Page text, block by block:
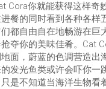
Cora你就能获得这样奇
餐的同时看到各种各样
都自由自在地畅游在巨
夺你的美味佳肴。Cat
面，蔚蓝的色调营造出
发光鱼类或许会吓你一
是不知道当海洋生物看